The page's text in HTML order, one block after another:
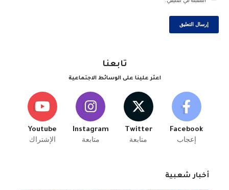
تابعنا
اعثر علينا على الوسائط الاجتماعية
Facebook
إعجاب
Twitter
متابعة
Instagram
متابعة
Youtube
الإشتراك
أخبار شعبية